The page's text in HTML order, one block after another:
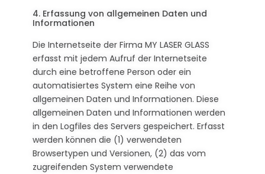
4. Erfassung von allgemeinen Daten und
Informationen
Die Internetseite der Firma MY LASER GLASS
erfasst mit jedem Aufruf der Internetseite
durch eine betroffene Person oder ein
automatisiertes System eine Reihe von
allgemeinen Daten und Informationen. Diese
allgemeinen Daten und Informationen werden
in den Logfiles des Servers gespeichert. Erfasst
werden können die (1) verwendeten
Browsertypen und Versionen, (2) das vom
zugreifenden System verwendete